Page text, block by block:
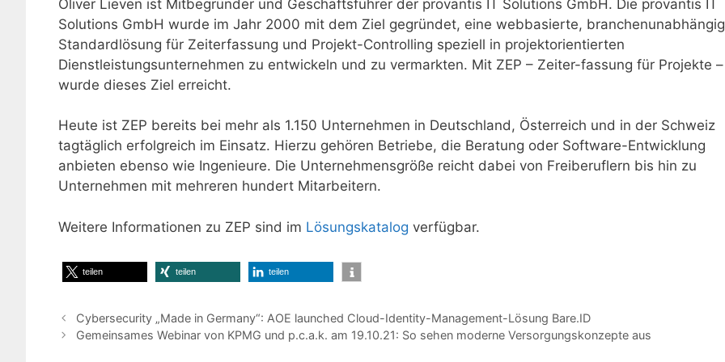
Oliver Lieven ist Mitbegründer und Geschäftsführer der provantis IT Solutions GmbH. Die provantis IT
Solutions GmbH wurde im Jahr 2000 mit dem Ziel gegründet, eine webbasierte,
Standardlösung für Zeiterfassung und Projekt-Controlling speziell in projektorientierten
Dienstleistungsunternehmen zu entwickeln und zu vermarkten. Mit ZEP – Zeiter-fassung für Projekte –
wurde dieses Ziel erreicht.
Heute ist ZEP bereits bei mehr als 1.150 Unternehmen in Deutschland, Österreich und in der Schweiz
tagtäglich erfolgreich im Einsatz. Hierzu gehören Betriebe, die Beratung oder Software-Entwicklung
anbieten ebenso wie Ingenieure. Die Unternehmensgröße reicht dabei von Freiberuflern bis hin zu
Unternehmen mit mehreren hundert Mitarbeitern.
Weitere Informationen zu ZEP sind im Lösungskatalog verfügbar.
teilen teilen teilen
Cybersecurity „Made in Germany“: AOE launched Cloud-Identity-Management-Lösung Bare.ID
Gemeinsames Webinar von KPMG und p.c.a.k. am 19.10.21: So sehen moderne Versorgungskonzepte aus